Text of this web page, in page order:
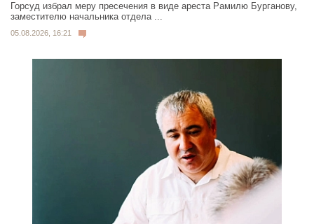
Горсуд избрал меру пресечения в виде ареста Рамилю Бурганову,
заместителю начальника отдела ...
05.08.2026, 16:21